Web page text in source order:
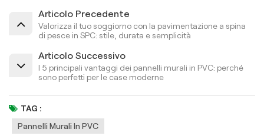
Articolo Precedente
Valorizza il tuo soggiorno con la pavimentazione a spina
di pesce in SPC: stile, durata e semplicità
Articolo Successivo
I 5 principali vantaggi dei pannelli murali in PVC: perché
sono perfetti per le case moderne
TAG :
Pannelli Murali In PVC